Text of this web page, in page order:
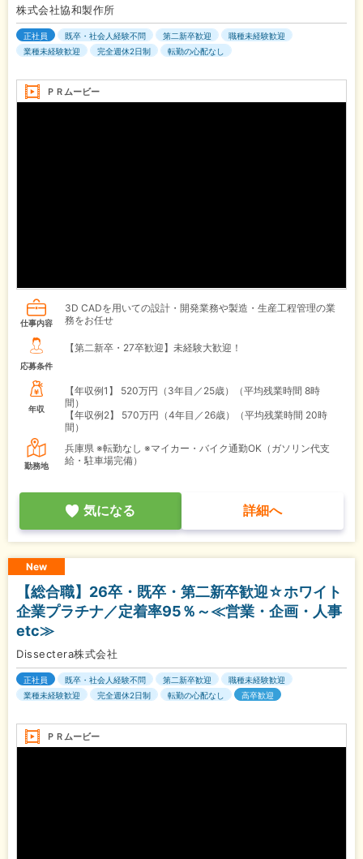
株式会社協和製作所
正社員 既卒・社会人経験不問 第二新卒歓迎
職種未経験歓迎
業種未経験歓迎
完全週休2日制 転勤の心配なし
ＰＲムービー
仕事内容
3D CADを用いての設計・開発業務や製造・生産工程管理の業
務をお任せ
応募条件
【第二新卒・27卒歓迎】未経験大歓迎！
年収
【年収例1】
520万円（3年目／25歳）（平均残業時間 8時
間）
【年収例2】
570万円（4年目／26歳）（平均残業時間 20時
間）
勤務地
兵庫県 ※転勤なし ※マイカー・バイク通勤OK（ガソリン代支
給・駐車場完備）
気になる 詳細へ
New
【総合職】26卒・既卒・第二新卒歓迎☆ホワイト
企業プラチナ／定着率95％～≪営業・企画・人事
etc≫
Dissectera株式会社
正社員 既卒・社会人経験不問 第二新卒歓迎
職種未経験歓迎
業種未経験歓迎
完全週休2日制 転勤の心配なし 高卒歓迎
ＰＲムービー